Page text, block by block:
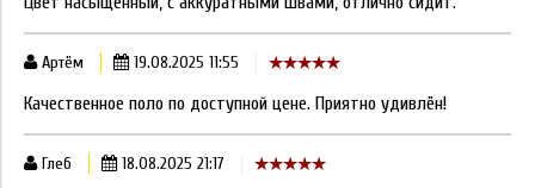
Артём 19.08.2025 11:55
Качественное поло по доступной цене. Приятно удивлён!
Глеб 18.08.2025 21:17